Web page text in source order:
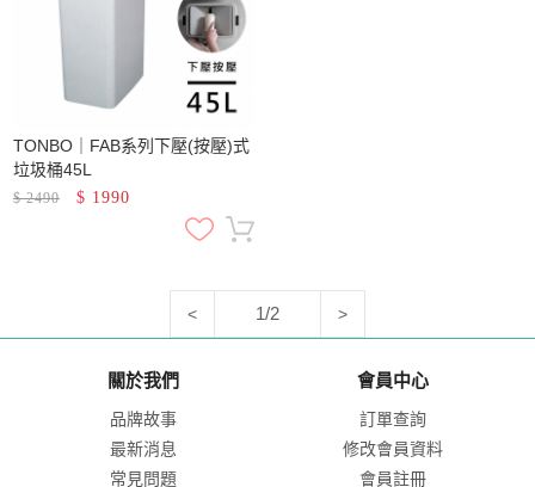
TONBO｜FAB系列下壓(按壓)式
垃圾桶45L
$2490 $ 1990
< 1/2 >
關於我們
品牌故事
最新消息
常見問題
會員中心
訂單查詢
修改會員資料
會員註冊